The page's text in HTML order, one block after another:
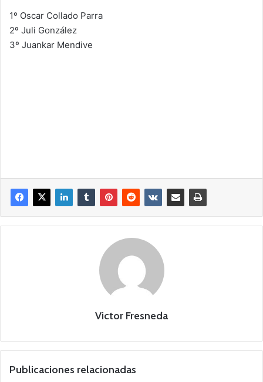
1º Oscar Collado Parra
2º Juli González
3º Juankar Mendive
Victor Fresneda
Publicaciones relacionadas